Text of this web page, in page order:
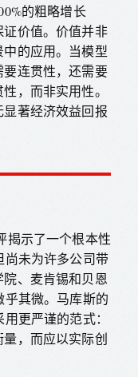
的粗略增长
价值。价值并非
的应用。当模型
连贯性，还需要
，而非实用性。
著经济效益回报
揭示了一个根本性
未为许多公司带
、麦肯锡和贝恩
乎其微。马库斯的
更严谨的范式：
，而应以实际创